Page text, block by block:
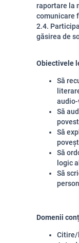
raportare la
comunicare
2.4.
găsirea de
Obiectivele
Să
Să
Să
Să
logic
Să
Domenii
Citire/